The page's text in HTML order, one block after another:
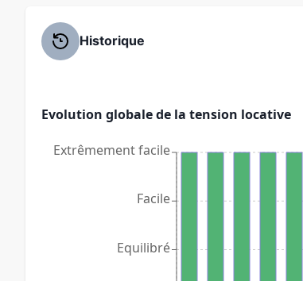
Historique
Evolution globale de la tension locative
Equilibré
Facile
Extrêmement facile